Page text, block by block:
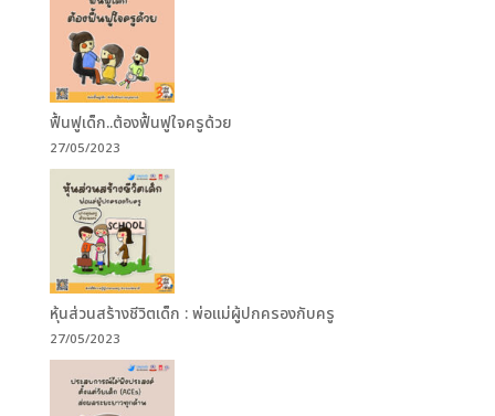
ฟื้นฟูเด็ก..ต้องฟื้นฟูใจครูด้วย
27/05/2023
หุ้นส่วนสร้างชีวิตเด็ก : พ่อแม่ผู้ปกครองกับครู
27/05/2023